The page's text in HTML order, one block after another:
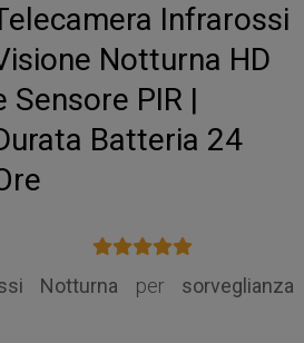
Infrarossi
Notturna HD
Sensore PIR |
Batteria 24
Notturna per sorveglianza